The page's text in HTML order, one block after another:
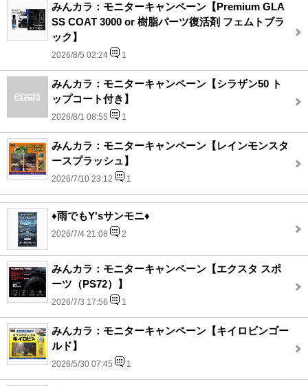
みんカラ：モニターキャンペーン【Premium GLA
SS COAT 3000 or 樹脂パーツ復活剤 フェムトブラ
ック】
2026/8/5 02:24 1
みんカラ：モニターキャンペーン【シラザン50 ト
ップコート付き】
2026/8/1 08:55 1
みんカラ：モニターキャンペーン【レインモンスタ
ースプラッシュ】
2026/7/10 23:12 1
♦雨でもY'sサンモニ♦
2026/7/4 21:08 2
みんカラ：モニターキャンペーン【エクスタ スポ
ーツ（PS72）】
2026/7/3 17:56 1
みんカラ：モニターキャンペーン【キイロビンゴー
ルド】
2026/5/30 07:45 1